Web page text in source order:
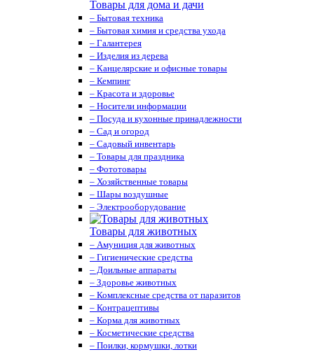
Товары для дома и дачи
– Бытовая техника
– Бытовая химия и средства ухода
– Галантерея
– Изделия из дерева
– Канцелярские и офисные товары
– Кемпинг
– Красота и здоровье
– Носители информации
– Посуда и кухонные принадлежности
– Сад и огород
– Садовый инвентарь
– Товары для праздника
– Фототовары
– Хозяйственные товары
– Шары воздушные
– Электрооборудование
Товары для животных
– Амуниция для животных
– Гигиенические средства
– Доильные аппараты
– Здоровье животных
– Комплексные средства от паразитов
– Контрацептивы
– Корма для животных
– Косметические средства
– Поилки, кормушки, лотки